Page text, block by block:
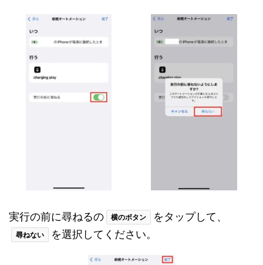
実行の前に尋ねるの 横のボタン をタップして、
尋ねない を選択してください。